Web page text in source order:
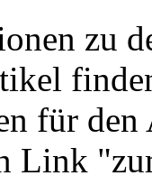
zu
für
Link